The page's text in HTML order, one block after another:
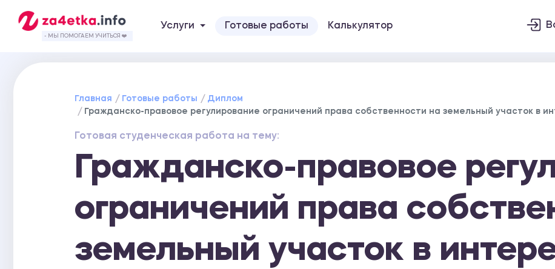
- МЫ ПОМОГАЕМ УЧИТЬСЯ ❤️
Услуги Готовые работы Калькулятор
Главная Готовые работы
Диплом
Гражданско-правовое регулирование ограничений права собственности на земельный участок в
Готовая студенческая работа на тему:
Гражданско-правовое
ограничений права
земельный участок в